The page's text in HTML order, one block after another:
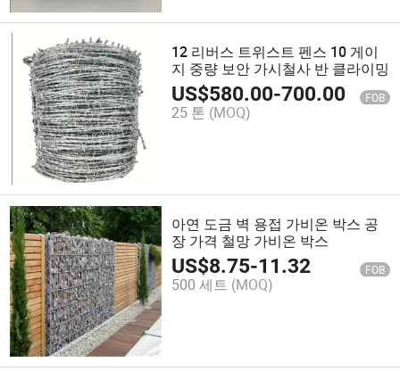
12 리버스 트위스트 펜스 10 게이
지 중량 보안 가시철사 반 클라이밍
US$580.00-700.00 FOB
25 톤 (MOQ)
아연 도금 벽 용접 가비온 박스 공
장 가격 철망 가비온 박스
US$8.75-11.32 FOB
500 세트 (MOQ)